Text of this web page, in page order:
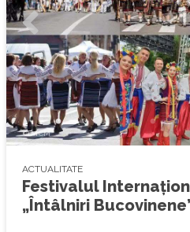
© MCM
ACTUALITATE
Festivalul
„Întâlniri